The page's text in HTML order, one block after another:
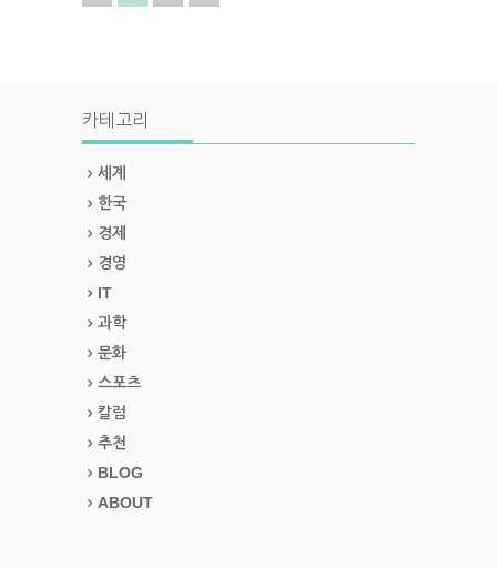
카테고리
세계
한국
경제
경영
IT
과학
문화
스포츠
칼럼
추천
BLOG
ABOUT